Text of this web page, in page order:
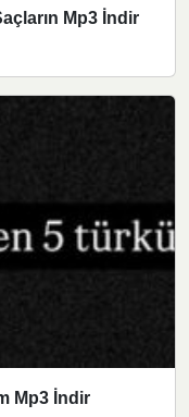
Mp3 İndir
Mp3 İndir